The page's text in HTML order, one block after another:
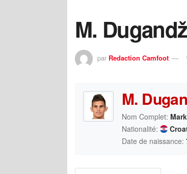
M.
par Redaction Camfoot
M.
Nom Complet:
Nationalité:
Date de naissance: